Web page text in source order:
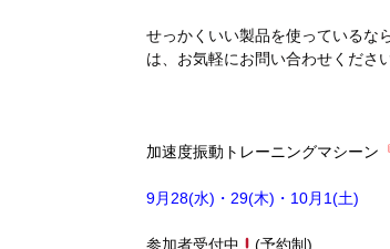
せっかくいい製品を使っているな
は、お気軽にお問い合わせくださ
加速度振動トレーニングマシーン
9月28(水)・29(木)・10月1(土)
参加者受付中 (予約制)